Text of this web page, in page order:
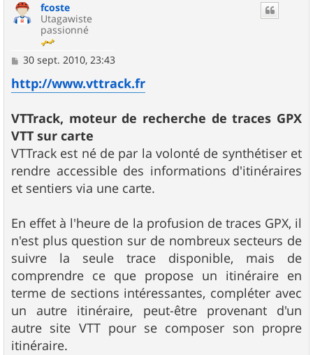
fcoste
Utagawiste
passionné
M
s
s
g
e
30 sept. 2010, 23:43
http://www.vttrack.fr
VTTrack, moteur de recherche de traces GPX
VTT sur carte
VTTrack est né de par la volonté de synthétiser et
rendre accessible des informations d'itinéraires
et sentiers via une carte.
En effet à l'heure de la profusion de traces GPX, il
n'est plus question sur de nombreux secteurs de
suivre la seule trace disponible, mais de
comprendre ce que propose un itinéraire en
terme de sections intéressantes, compléter avec
un autre itinéraire, peut-être provenant d'un
autre site VTT pour se composer son propre
itinéraire.